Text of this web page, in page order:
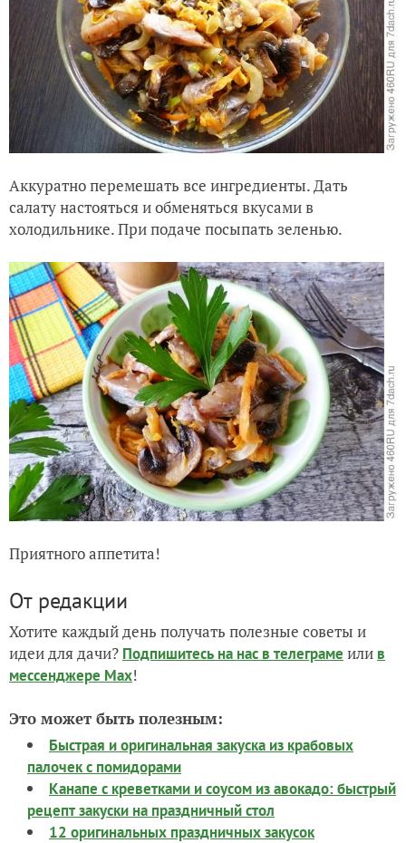
Аккуратно перемешать все ингредиенты. Дать
салату настояться и обменяться вкусами в
холодильнике. При подаче посыпать зеленью.
Приятного аппетита!
От редакции
Хотите каждый день получать полезные советы и
идеи для дачи? Подпишитесь на нас в телеграме или в
мессенджере Max!
Это может быть полезным:
Быстрая и оригинальная закуска из крабовых
палочек с помидорами
Канапе с креветками и соусом из авокадо: быстрый
рецепт закуски на праздничный стол
12 оригинальных праздничных закусок